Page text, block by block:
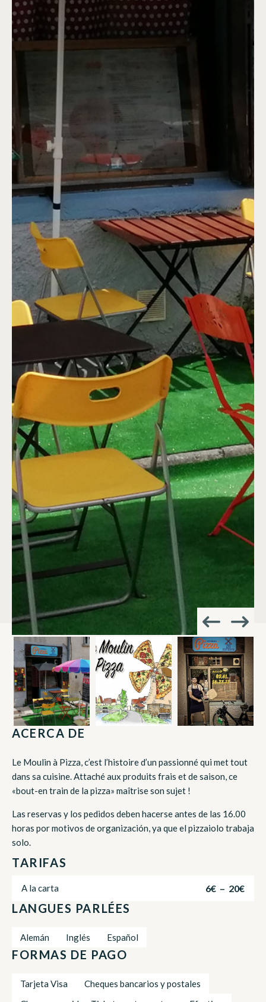
ACERCA DE
Le Moulin à Pizza, c’est l’histoire d’un passionné qui met tout
dans sa cuisine. Attaché aux produits frais et de saison, ce
«bout-en train de la pizza» maîtrise son sujet !
Las reservas y los pedidos deben hacerse antes de las 16.00
horas por motivos de organización, ya que el pizzaiolo trabaja
solo.
TARIFAS
A la carta 6€ – 20€
LANGUES PARLÉES
Alemán Inglés Español
FORMAS DE PAGO
Tarjeta Visa
Cheques bancarios y postales